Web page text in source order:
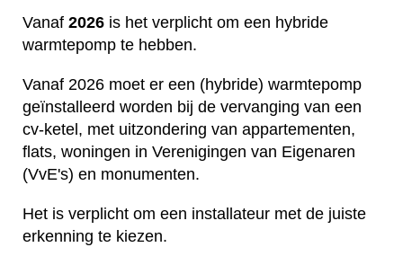
Vanaf 2026 is het verplicht om een hybride
warmtepomp te hebben.
Vanaf 2026 moet er een (hybride) warmtepomp
geïnstalleerd worden bij de vervanging van een
cv-ketel, met uitzondering van appartementen,
flats, woningen in Verenigingen van Eigenaren
(VvE's) en monumenten.
Het is verplicht om een installateur met de juiste
erkenning te kiezen.